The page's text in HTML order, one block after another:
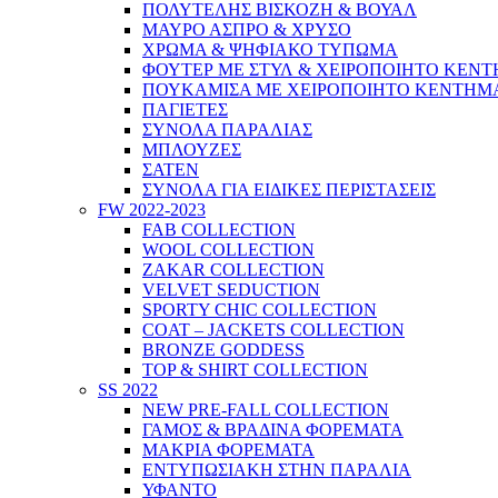
ΠΟΛΥΤΕΛΗΣ ΒΙΣΚΟΖΗ & ΒΟΥΑΛ
ΜΑΥΡΟ ΑΣΠΡΟ & ΧΡΥΣΟ
ΧΡΩΜΑ & ΨΗΦΙΑΚΟ ΤΥΠΩΜΑ
ΦΟΥΤΕΡ ΜΕ ΣΤΥΛ & ΧΕΙΡΟΠΟΙΗΤΟ
ΠΟΥΚΑΜΙΣΑ ΜΕ ΧΕΙΡΟΠΟΙΗΤΟ
ΠΑΓΙΕΤΕΣ
ΣΥΝΟΛΑ ΠΑΡΑΛΙΑΣ
ΜΠΛΟΥΖΕΣ
ΣΑΤΕΝ
ΣΥΝΟΛΑ ΓΙΑ ΕΙΔΙΚΕΣ ΠΕΡΙΣΤΑΣΕΙΣ
FW 2022-2023
FAB COLLECTION
WOOL COLLECTION
ZAKAR COLLECTION
VELVET SEDUCTION
SPORTY CHIC COLLECTION
COAT – JACKETS COLLECTION
BRONZE GODDESS
TOP & SHIRT COLLECTION
SS 2022
NEW PRE-FALL COLLECTION
ΓΑΜΟΣ & ΒΡΑΔΙΝΑ ΦΟΡΕΜΑΤΑ
ΜΑΚΡΙΑ ΦΟΡΕΜΑΤΑ
ΕΝΤΥΠΩΣΙΑΚΗ ΣΤΗΝ ΠΑΡΑΛΙΑ
ΥΦΑΝΤΟ